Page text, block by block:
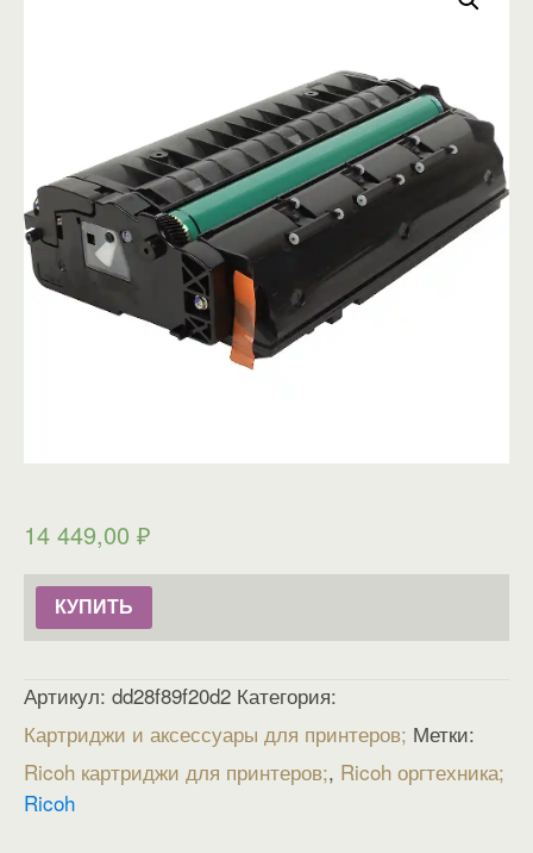
14 449,00 ₽
КУПИТЬ
Артикул: dd28f89f20d2 Категория:
Картриджи и аксессуары для принтеров Метки:
Ricoh картриджи для принтеров , Ricoh оргтехника
Ricoh